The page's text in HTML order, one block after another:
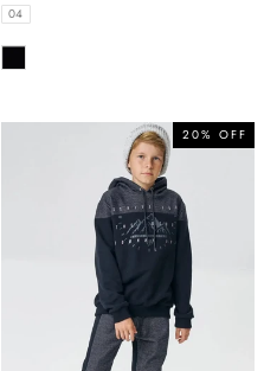
TAMANHOS
04
COR
20% OFF